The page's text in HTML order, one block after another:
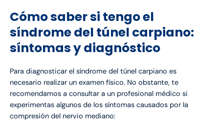
Cómo saber si tengo el
síndrome del túnel carpiano:
síntomas y diagnóstico
Para diagnosticar el síndrome del túnel carpiano es
necesario realizar un examen físico. No obstante, te
recomendamos a consultar a un profesional médico si
experimentas algunos de los síntomas causados por la
compresión del nervio mediano: